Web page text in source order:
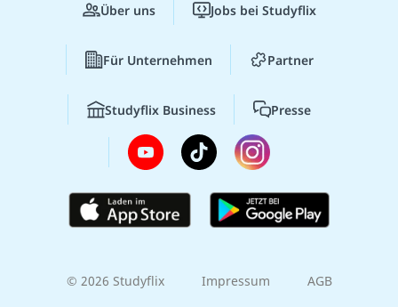
Über uns Jobs bei Studyflix
Für Unternehmen Partner
Studyflix Business Presse
© 2026 Studyflix Impressum AGB